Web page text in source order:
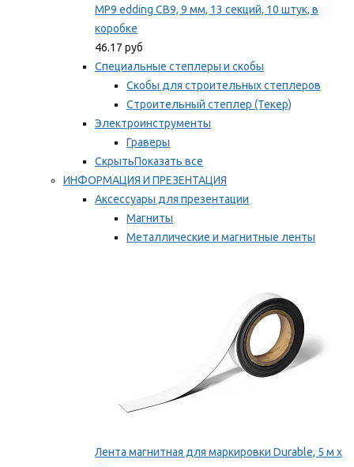
MP9 edding CB9, 9 мм, 13 секций, 10 штук, в
коробке
46.17 руб
Специальные степлеры и скобы
Скобы для строительных степлеров
Строительный степлер (Текер)
Электроинструменты
Граверы
СкрытьПоказать все
ИНФОРМАЦИЯ И ПРЕЗЕНТАЦИЯ
Аксессуары для презентации
Магниты
Металлические и магнитные ленты
Лента магнитная для маркировки Durable, 5 м х